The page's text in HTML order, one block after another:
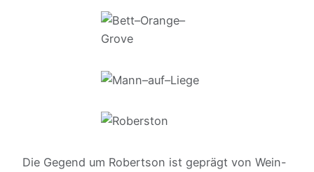
Die Gegend um Robertson ist geprägt von Wein-